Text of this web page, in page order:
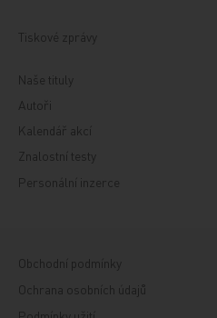
Tiskové zprávy
Naše tituly
Autoři
Kalendář akcí
Znalostní testy
Personální inzerce
Obchodní podmínky
Ochrana osobních údajů